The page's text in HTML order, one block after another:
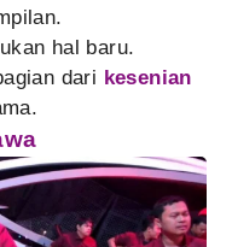
hal baru.
dari kesenian